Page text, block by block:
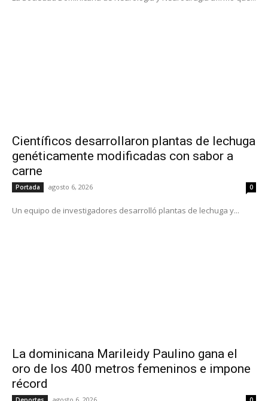
Científicos desarrollaron plantas de lechuga
genéticamente modificadas con sabor a
carne
Portada agosto 6, 2026 0
Un equipo de investigadores desarrolló plantas de lechuga y...
La dominicana Marileidy Paulino gana el
oro de los 400 metros femeninos e impone
récord